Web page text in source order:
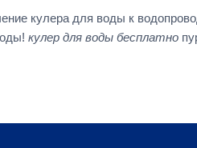
кулера для воды к
кулер для воды бесплатно